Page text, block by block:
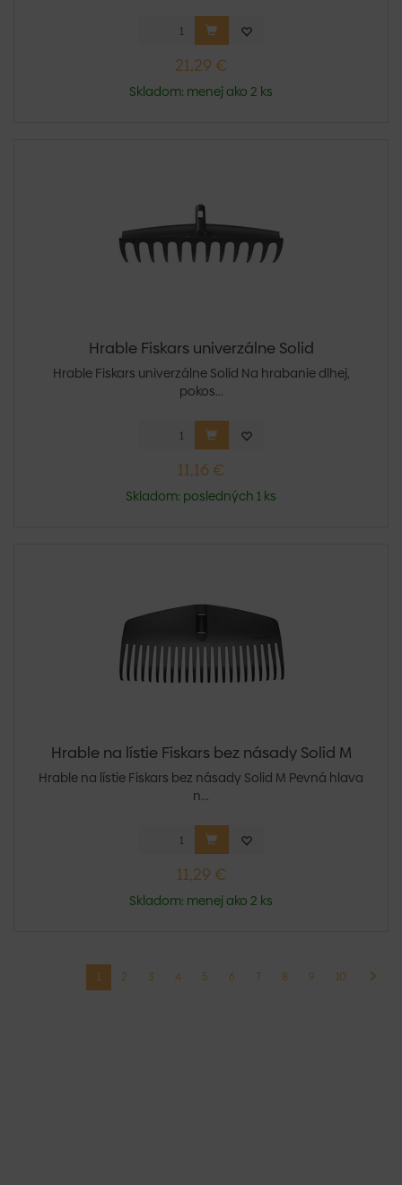
21,29 €
Skladom: menej ako 2 ks
Hrable Fiskars univerzálne Solid
Hrable Fiskars univerzálne Solid Na hrabanie dlhej,
pokos...
11,16 €
Skladom: posledných 1 ks
Hrable na lístie Fiskars bez násady Solid M
Hrable na lístie Fiskars bez násady Solid M Pevná hlava
n...
11,29 €
Skladom: menej ako 2 ks
1 2 3 4 5 6 7 8 9 10